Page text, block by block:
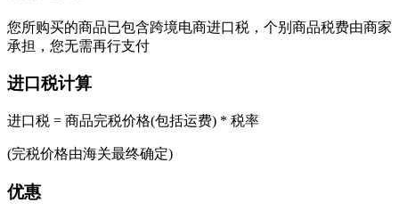
您所购买的商品已包含跨境电商进口税，个别商品税费由商家
承担，您无需再行支付
进口税计算
进口税 = 商品完税价格(包括运费) * 税率
(完税价格由海关最终确定)
优惠